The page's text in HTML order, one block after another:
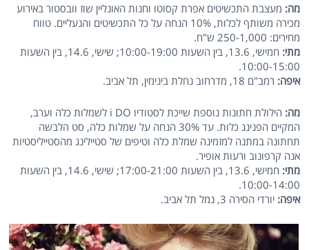
מה: מעצבת התכשיטים אפרת קסוטו וחנות האונליין שוז וובסטור באירוע
מכירה משותף לכלות, 10% הנחה על כל התכשיטים והנעליים. טווח
מחירים: 250-1,000 ש"ח.
מתי:
חמישי, 13.6, בין השעות 10:00-19:00; שישי, 14.6, בין השעות
10:00-15:00.
איפה: רמב"ם 18, מדרחוב נחלת בינימין, תל אביב.
מה:
הילולת חתונות נוספת שייכת לסטודיו i DO לשמלות כלה וערב,
המקיים הפנינג כלות. עד 30% הנחה על שמלות כלה, סט הלבשה
תחתונה במתנה למזמינה שמלת כלה וטיפים של סטיילינג מהסטייליסטיות
אנה קרפונוב ורעות אופיר.
מתי:
חמישי, 13.6, בין השעות 17:00-21:00; שישי, 14.6, בין השעות
10:00-14:00.
איפה:יורדי הסירה 3, נמל תל אביב.